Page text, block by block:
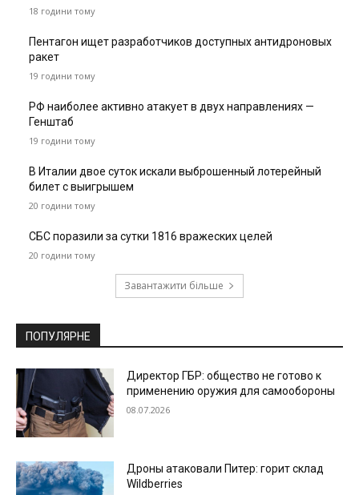
18 години тому
Пентагон ищет разработчиков доступных антидроновых
ракет
19 години тому
РФ наиболее активно атакует в двух направлениях —
Генштаб
19 години тому
В Италии двое суток искали выброшенный лотерейный
билет с выигрышем
20 години тому
СБС поразили за сутки 1816 вражеских целей
20 години тому
Завантажити більше
ПОПУЛЯРНЕ
Директор ГБР: общество не готово к
применению оружия для самообороны
08.07.2026
Дроны атаковали Питер: горит склад
Wildberries